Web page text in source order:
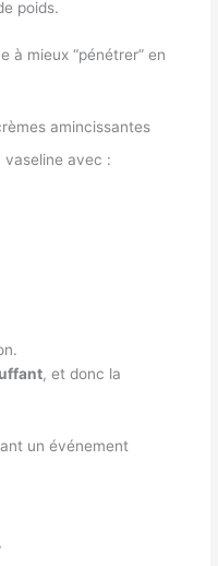
poids.
à mieux “pénétrer” en
amincissantes
vaseline avec :
, et donc la
un événement